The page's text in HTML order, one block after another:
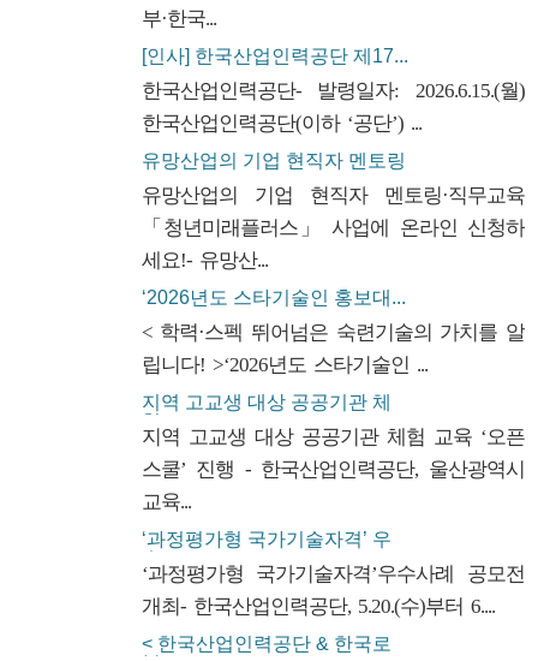
부·한국...
[인사] 한국산업인력공단 제17...
한국산업인력공단- 발령일자: 2026.6.15.(월)
한국산업인력공단(이하 ‘공단’) ...
유망산업의 기업 현직자 멘토링
유망산업의 기업 현직자 멘토링·직무교육
「청년미래플러스」 사업에 온라인 신청하
세요!- 유망산...
‘2026년도 스타기술인 홍보대...
< 학력·스펙 뛰어넘은 숙련기술의 가치를 알
립니다! >‘2026년도 스타기술인 ...
지역 고교생 대상 공공기관 체
험...
지역 고교생 대상 공공기관 체험 교육 ‘오픈
스쿨’ 진행 - 한국산업인력공단, 울산광역시
교육...
‘과정평가형 국가기술자격’ 우
수...
‘과정평가형 국가기술자격’우수사례 공모전
개최- 한국산업인력공단, 5.20.(수)부터 6....
< 한국산업인력공단 & 한국로